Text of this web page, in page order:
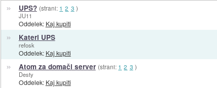
» UPS? (strani: 1 2 3 )
JU11
Oddelek: Kaj kupiti
» Kateri UPS
refosk
Oddelek: Kaj kupiti
» Atom za domači server (strani: 1 2 3 )
Desty
Oddelek: Kaj kupiti